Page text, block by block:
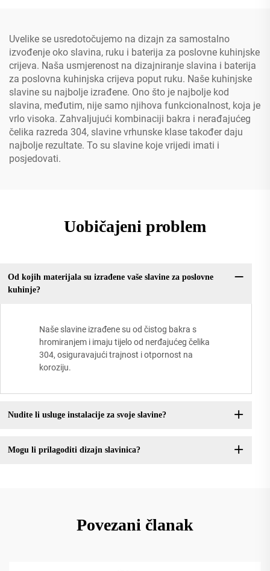
Uvelike se usredotočujemo na dizajn za samostalno
izvođenje oko slavina, ruku i baterija za poslovne kuhinjske
crijeva. Naša usmjerenost na dizajniranje slavina i baterija
za poslovna kuhinjska crijeva poput ruku. Naše kuhinjske
slavine su najbolje izrađene. Ono što je najbolje kod
slavina, međutim, nije samo njihova funkcionalnost, koja je
vrlo visoka. Zahvaljujući kombinaciji bakra i nerađajućeg
čelika razreda 304, slavine vrhunske klase također daju
najbolje rezultate. To su slavine koje vrijedi imati i
posjedovati.
Uobičajeni problem
Od kojih materijala su izrađene vaše slavine za poslovne
kuhinje?
Naše slavine izrađene su od čistog bakra s
hromiranjem i imaju tijelo od nerđajućeg čelika
304, osiguravajući trajnost i otpornost na
koroziju.
Nudite li usluge instalacije za svoje slavine?
Mogu li prilagoditi dizajn slavinica?
Povezani članak